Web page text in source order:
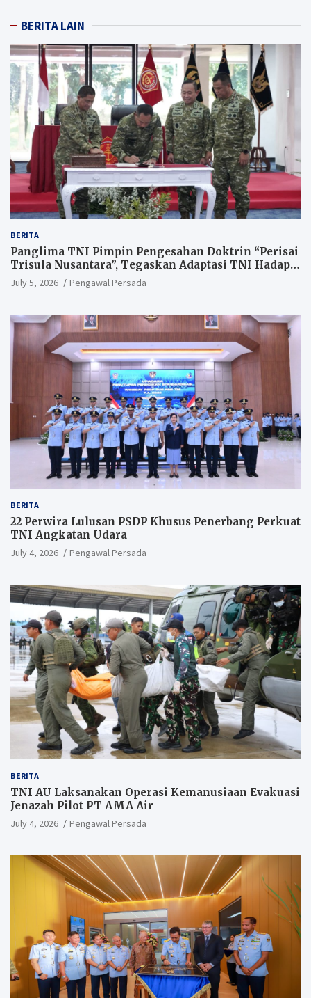
BERITA LAIN
BERITA
Panglima TNI Pimpin Pengesahan Doktrin “Perisai
Trisula Nusantara”, Tegaskan Adaptasi TNI Hadapi
Perang Modern
July 5, 2026 Pengawal Persada
BERITA
22 Perwira Lulusan PSDP Khusus Penerbang Perkuat
TNI Angkatan Udara
July 4, 2026 Pengawal Persada
BERITA
TNI AU Laksanakan Operasi Kemanusiaan Evakuasi
Jenazah Pilot PT AMA Air
July 4, 2026 Pengawal Persada